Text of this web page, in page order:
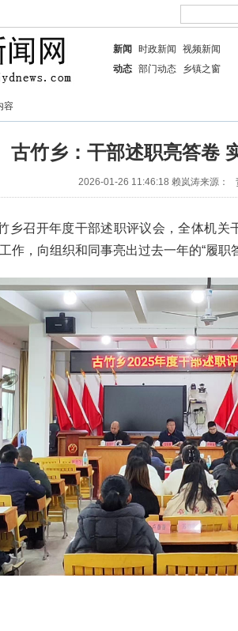
新闻 时政新闻
视频新闻
动态 部门动态 乡镇之窗
容
古竹乡：干部述职亮答卷
2026-01-26 11:46:18 赖岚涛来源：
乡召开年度干部述职评议会，全体机关
作，向组织和同事亮出过去一年的“履职